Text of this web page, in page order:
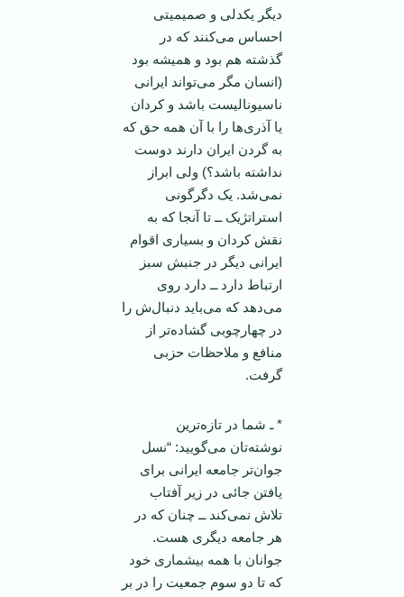
دیگر یکدلی و صمیمیتی
احساس می‌کنند که در
گذشته هم بود و همیشه بود
(انسان مگر می‌تواند ایرانی
ناسیونالیست باشد و کردان
یا آذری‌ها را با آن همه حق که
به گردن ایران دارند دوست
نداشته باشد؟) ولی ابراز
نمی‌شد. یک دگرگونی
استراتژیک ــ تا آنجا که به
نقش کردان و بسیاری اقوام
ایرانی دیگر در جنبش سبز
ارتباط دارد ــ دارد روی
می‌دهد که می‌باید دنبال‌ش را
در چهارچوبی گشاده‌تر از
منافع و ملاحظات حزبی
گرفت.
* ـ شما در تازه‌ترین
نوشته‌تان می‌گویید: “نسل
جوان‌تر جامعه ایرانی برای
یافتن جائی در زیر آفتاب
تلاش نمی‌کند ــ چنان که در
هر جامعه دیگری هست.
جوانان با همه بیشماری خود
که تا دو سوم جمعیت را در بر